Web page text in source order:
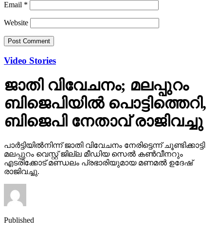
Email *
Website
Video Stories
ജാതി വിവേചനം; മലപ്പുറം
ബിജെപിയില്‍ പൊട്ടിത്തെറി,
ബിജെപി നേതാവ് രാജിവച്ചു
പാര്‍ട്ടിയില്‍നിന്ന് ജാതി വിവേചനം നേരിട്ടെന്ന് ചൂണ്ടിക്കാട്ടി
മലപ്പുറം വെസ്റ്റ് ജില്ല മീഡിയ സെല്‍ കണ്‍വീനറും
എടരിക്കോട് മണ്ഡലം പ്രഭാരിയുമായ മണമല്‍ ഉദേഷ്
രാജിവച്ചു.
Published